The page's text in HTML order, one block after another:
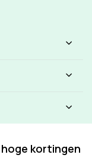
kortingen